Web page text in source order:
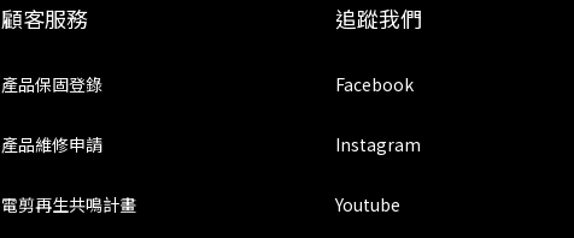
顧客服務
產品保固登錄
產品維修申請
電剪再生共鳴計畫
追蹤我們
Facebook
Instagram
Youtube